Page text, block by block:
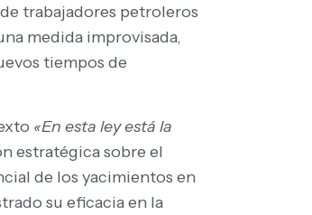
trabajadores petroleros
medida improvisada,
tiempos de
«En esta ley está la
estratégica sobre el
de los yacimientos en
su eficacia en la